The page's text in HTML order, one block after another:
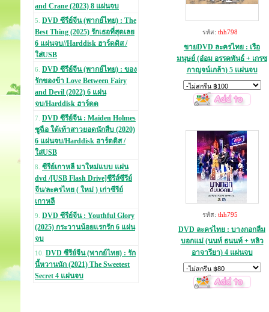
and Crane (2023) 8 แผ่นจบ
5. DVD ซีรีย์จีน (พากย์ไทย) : The
Best Thing (2025) รักเธอที่สุดเลย
6 แผ่นจบ//Harddisk ฮาร์ดดิส /
ใส่USB
6. DVD ซีรีย์จีน (พากย์ไทย) : ของ
รักของข้า Love Between Fairy
and Devil (2022) 6 แผ่น
จบ/Harddisk ฮาร์ดด
7. DVD ซีรีย์จีน : Maiden Holmes
ซูฉือ ใต้เท้าสาวยอดนักสืบ (2020)
6 แผ่นจบ/Harddisk ฮาร์ดดิส /
ใส่USB
8. ซีรีย์เกาหลี มาใหม่แบบ แผ่น
dvd /[USB Flash Drive]ซีรีส์ซีรีย์
จีน/ละครไทย ( ใหม่ ) เก่าซีรีย์
เกาหลี
9. DVD ซีรีย์จีน : Youthful Glory
(2025) กระวานน้อยแรกรัก 6 แผ่น
จบ
10. DVD ซีรีย์จีน (พากย์ไทย) : รัก
นี้หวานนัก (2021) The Sweetest
Secret 4 แผ่นจบ
รหัส: thh798
ขายDVD ละครไทย : เรือ
มนุษย์ (อ๋อม อรรคพันธ์ + เกรซ
กาญจน์เกล้า) 5 แผ่นจบ
รหัส: thh795
DVD ละครไทย : บางกอกลืม
บอกแม่ (นนท์ ธนนท์ + หลิว
อาจารียา) 4 แผ่นจบ